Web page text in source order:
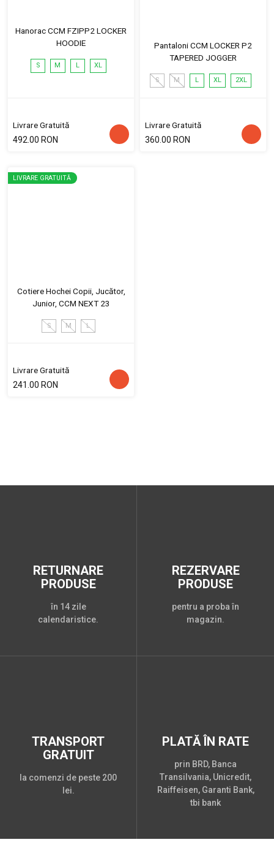
Hanorac CCM FZIPP2 LOCKER
HOODIE
S M L XL
Livrare Gratuită
492.00 RON
Pantaloni CCM LOCKER P2
TAPERED JOGGER
S M L XL 2XL
Livrare Gratuită
360.00 RON
LIVRARE GRATUITĂ
Cotiere Hochei Copii, Jucător,
Junior, CCM NEXT 23
S M L
Livrare Gratuită
241.00 RON
RETURNARE
PRODUSE
în 14 zile
calendaristice.
REZERVARE
PRODUSE
pentru a proba în
magazin.
TRANSPORT
GRATUIT
la comenzi de peste 200
lei.
PLATĂ ÎN RATE
prin BRD, Banca
Transilvania, Unicredit,
Raiffeisen, Garanti Bank,
tbi bank